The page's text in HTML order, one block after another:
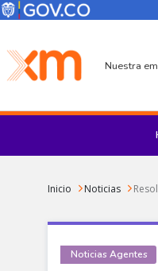
Pasar al contenido principal
Menú
Menú de
Nuestra
Sobrescribir
Inicio Noticias
Noticias Agentes